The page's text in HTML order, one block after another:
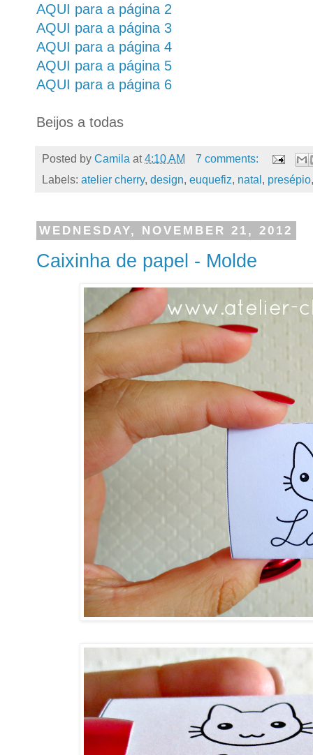
AQUI para a página 2
AQUI para a página 3
AQUI para a página 4
AQUI para a página 5
AQUI para a página 6
Beijos a todas
Posted by Camila at4:10 AM
7 comments:
Labels: atelier cherry, design, euquefiz, natal, presépio
WEDNESDAY, NOVEMBER 21, 2012
Caixinha de papel - Molde